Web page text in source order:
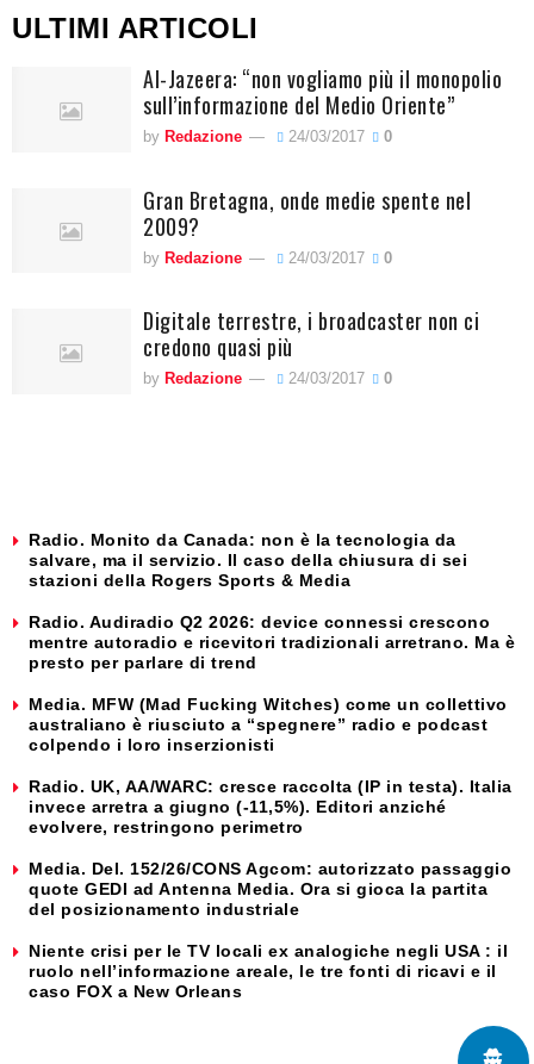
ULTIMI ARTICOLI
Al-Jazeera: “non vogliamo più il monopolio
sull’informazione del Medio Oriente”
by Redazione 24/03/2017 0
Gran Bretagna, onde medie spente nel
2009?
by Redazione 24/03/2017 0
Digitale terrestre, i broadcaster non ci
credono quasi più
by Redazione 24/03/2017 0
Radio. Monito da Canada: non è la tecnologia da
salvare, ma il servizio. Il caso della chiusura di sei
stazioni della Rogers Sports & Media
Radio. Audiradio Q2 2026: device connessi crescono
mentre autoradio e ricevitori tradizionali arretrano. Ma è
presto per parlare di trend
Media. MFW (Mad Fucking Witches) come un collettivo
australiano è riusciuto a “spegnere” radio e podcast
colpendo i loro inserzionisti
Radio. UK, AA/WARC: cresce raccolta (IP in testa). Italia
invece arretra a giugno (-11,5%). Editori anziché
evolvere, restringono perimetro
Media. Del. 152/26/CONS Agcom: autorizzato passaggio
quote GEDI ad Antenna Media. Ora si gioca la partita
del posizionamento industriale
Niente crisi per le TV locali ex analogiche negli USA : il
ruolo nell’informazione areale, le tre fonti di ricavi e il
caso FOX a New Orleans